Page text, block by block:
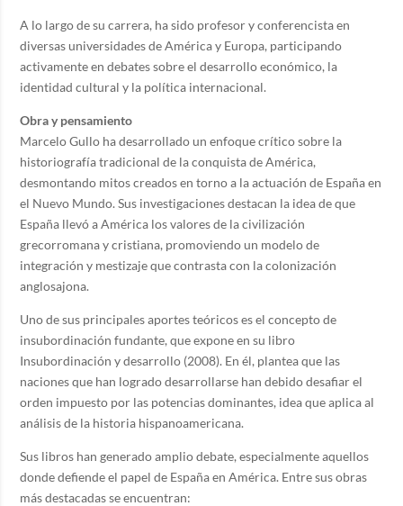
A lo largo de su carrera, ha sido profesor y conferencista en
diversas universidades de América y Europa, participando
activamente en debates sobre el desarrollo económico, la
identidad cultural y la política internacional.
Obra y pensamiento
Marcelo Gullo ha desarrollado un enfoque crítico sobre la
historiografía tradicional de la conquista de América,
desmontando mitos creados en torno a la actuación de España en
el Nuevo Mundo. Sus investigaciones destacan la idea de que
España llevó a América los valores de la civilización
grecorromana y cristiana, promoviendo un modelo de
integración y mestizaje que contrasta con la colonización
anglosajona.
Uno de sus principales aportes teóricos es el concepto de
insubordinación fundante, que expone en su libro
Insubordinación y desarrollo (2008). En él, plantea que las
naciones que han logrado desarrollarse han debido desafiar el
orden impuesto por las potencias dominantes, idea que aplica al
análisis de la historia hispanoamericana.
Sus libros han generado amplio debate, especialmente aquellos
donde defiende el papel de España en América. Entre sus obras
más destacadas se encuentran: